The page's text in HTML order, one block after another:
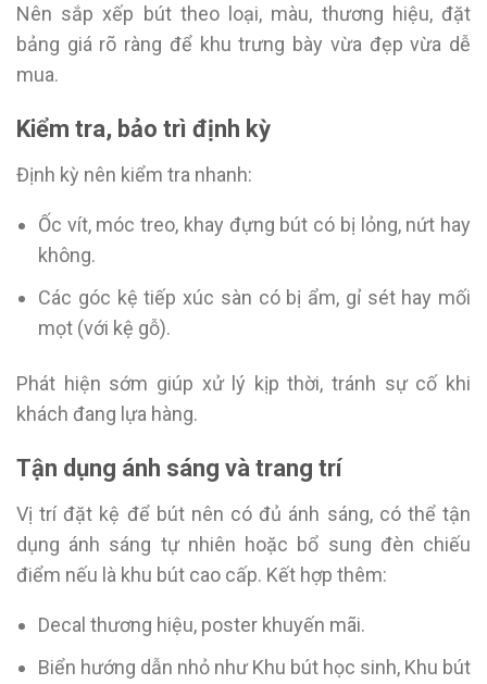
Nên sắp xếp bút theo loại, màu, thương hiệu, đặt
bảng giá rõ ràng để khu trưng bày vừa đẹp vừa dễ
mua.
Kiểm tra, bảo trì định kỳ
Định kỳ nên kiểm tra nhanh:
Ốc vít, móc treo, khay đựng bút có bị lỏng, nứt hay
không.
Các góc kệ tiếp xúc sàn có bị ẩm, gỉ sét hay mối
mọt (với kệ gỗ).
Phát hiện sớm giúp xử lý kịp thời, tránh sự cố khi
khách đang lựa hàng.
Tận dụng ánh sáng và trang trí
Vị trí đặt kệ để bút nên có đủ ánh sáng, có thể tận
dụng ánh sáng tự nhiên hoặc bổ sung đèn chiếu
điểm nếu là khu bút cao cấp. Kết hợp thêm:
Decal thương hiệu, poster khuyến mãi.
Biển hướng dẫn nhỏ như Khu bút học sinh, Khu bút